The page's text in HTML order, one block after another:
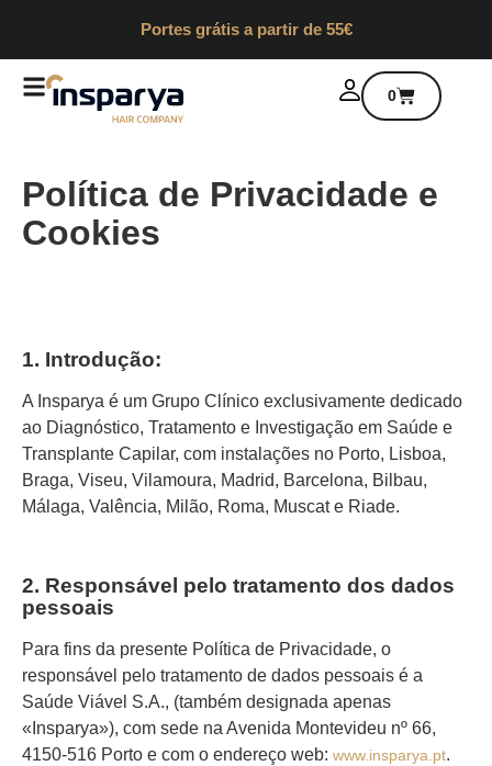
Portes grátis a partir de 55€
0
Política de Privacidade e
Cookies
1. Introdução:
A Insparya é um Grupo Clínico exclusivamente dedicado
ao Diagnóstico, Tratamento e Investigação em Saúde e
Transplante Capilar, com instalações no Porto, Lisboa,
Braga, Viseu, Vilamoura, Madrid, Barcelona, Bilbau,
Málaga, Valência, Milão, Roma, Muscat e Riade.
2. Responsável pelo tratamento dos dados
pessoais
Para fins da presente Política de Privacidade, o
responsável pelo tratamento de dados pessoais é a
Saúde Viável S.A., (também designada apenas
«Insparya»), com sede na Avenida Montevideu nº 66,
4150-516 Porto e com o endereço web: www.insparya.pt.